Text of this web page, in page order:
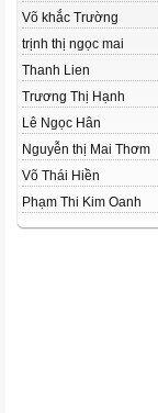
Võ khắc Trường
trịnh thị ngọc mai
Thanh Lien
Trương Thị Hạnh
Lê Ngọc Hân
Nguyễn thị Mai Thơm
Võ Thái Hiền
Phạm Thi Kim Oanh